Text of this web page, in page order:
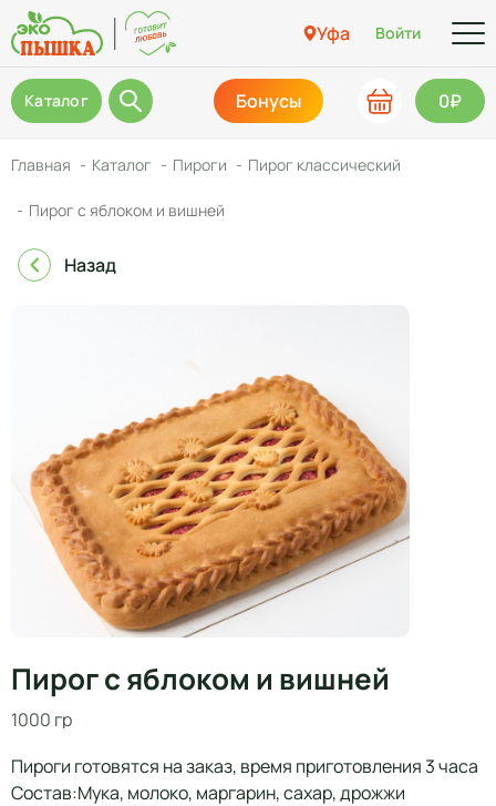
Уфа Войти
Каталог Бонусы 0₽
Главная Каталог Пироги Пирог классический
Пирог с яблоком и вишней
Назад
Пирог с яблоком и вишней
1000 гр
Пироги готовятся на заказ, время приготовления 3 часа
Состав:Мука, молоко, маргарин, сахар, дрожжи